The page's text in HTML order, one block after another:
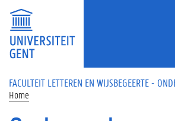
Overslaan en naar de inhoud gaan
FACULTEIT LETTEREN EN WIJSBEGEERTE -
Home